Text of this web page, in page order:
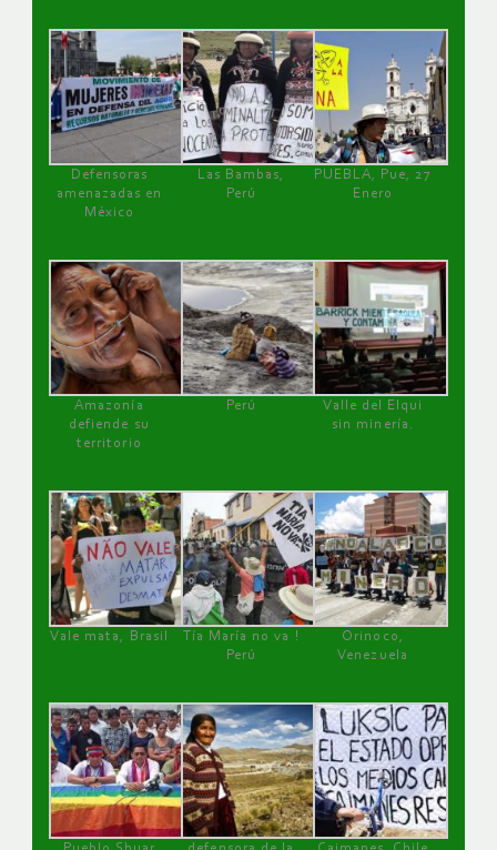
Defensoras
amenazadas en
México
Las Bambas,
Perú
PUEBLA, Pue, 27
Enero
Amazonía
defiende su
territorio
Perú
Valle del Elqui
sin minería.
Vale mata, Brasil
Tía María no va !
Perú
Orinoco,
Venezuela